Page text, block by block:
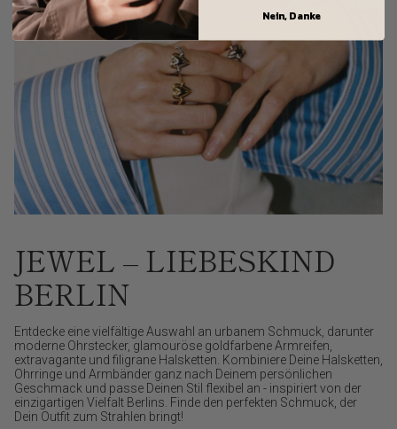
JEWEL – LIEBESKIND
BERLIN
Entdecke eine vielfältige Auswahl an urbanem Schmuck, darunter
moderne Ohrstecker, glamouröse goldfarbene Armreifen,
extravagante und filigrane Halsketten. Kombiniere Deine Halsketten,
Ohrringe und Armbänder ganz nach Deinem persönlichen
Geschmack und passe Deinen Stil flexibel an - inspiriert von der
einzigartigen Vielfalt Berlins. Finde den perfekten Schmuck, der
Dein Outfit zum Strahlen bringt!
Nein, Danke